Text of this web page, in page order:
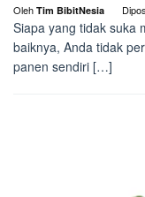
Oleh Tim BibitNesia
Siapa yang tidak suka
baiknya, Anda tidak
panen sendiri […]